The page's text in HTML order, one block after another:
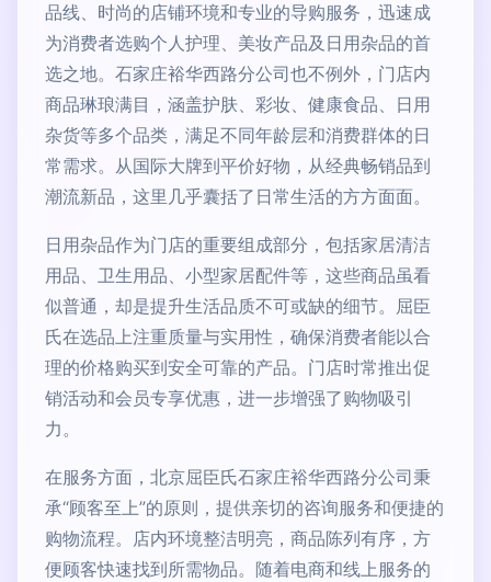
品线、时尚的店铺环境和专业的导购服务，迅速成
为消费者选购个人护理、美妆产品及日用杂品的首
选之地。石家庄裕华西路分公司也不例外，门店内
商品琳琅满目，涵盖护肤、彩妆、健康食品、日用
杂货等多个品类，满足不同年龄层和消费群体的日
常需求。从国际大牌到平价好物，从经典畅销品到
潮流新品，这里几乎囊括了日常生活的方方面面。
日用杂品作为门店的重要组成部分，包括家居清洁
用品、卫生用品、小型家居配件等，这些商品虽看
似普通，却是提升生活品质不可或缺的细节。屈臣
氏在选品上注重质量与实用性，确保消费者能以合
理的价格购买到安全可靠的产品。门店时常推出促
销活动和会员专享优惠，进一步增强了购物吸引
力。
在服务方面，北京屈臣氏石家庄裕华西路分公司秉
承“顾客至上”的原则，提供亲切的咨询服务和便捷的
购物流程。店内环境整洁明亮，商品陈列有序，方
便顾客快速找到所需物品。随着电商和线上服务的